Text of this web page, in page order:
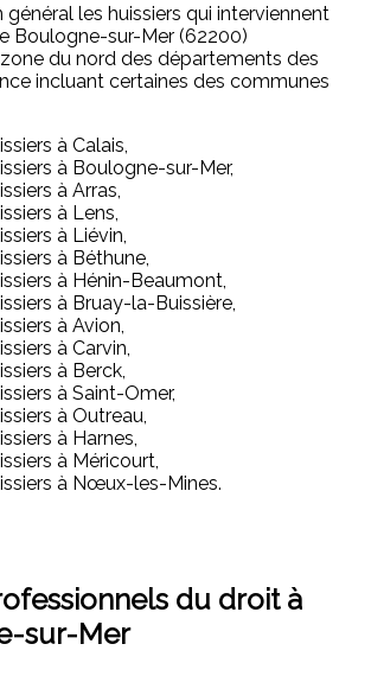
général les huissiers qui interviennent
Boulogne-sur-Mer (62200)
du nord des départements des
incluant certaines des communes
à Calais,
à Boulogne-sur-Mer,
à Arras,
à Lens,
à Liévin,
à Béthune,
à Hénin-Beaumont,
à Bruay-la-Buissière,
à Avion,
à Carvin,
à Berck,
à Saint-Omer,
à Outreau,
à Harnes,
à Méricourt,
à Nœux-les-Mines.
du droit à
sur-Mer